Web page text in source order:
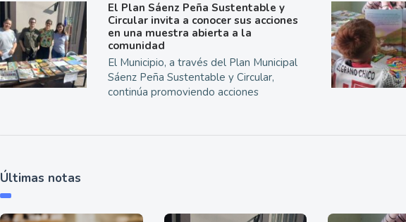
El Plan Sáenz Peña Sustentable y
Circular invita a conocer sus acciones
en una muestra abierta a la
comunidad
El Municipio, a través del Plan Municipal
Sáenz Peña Sustentable y Circular,
continúa promoviendo acciones
Últimas notas